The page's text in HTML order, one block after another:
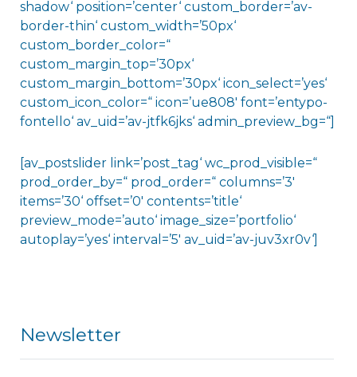
shadow‘ position=’center‘ custom_border=’av-
border-thin‘ custom_width=’50px‘
custom_border_color=“
custom_margin_top=’30px‘
custom_margin_bottom=’30px‘ icon_select=’yes‘
custom_icon_color=“ icon=’ue808′ font=’entypo-
fontello‘ av_uid=’av-jtfk6jks‘ admin_preview_bg=“]
[av_postslider link=’post_tag‘ wc_prod_visible=“
prod_order_by=“ prod_order=“ columns=’3′
items=’30‘ offset=’0′ contents=’title‘
preview_mode=’auto‘ image_size=’portfolio‘
autoplay=’yes‘ interval=’5′ av_uid=’av-juv3xr0v‘]
Newsletter